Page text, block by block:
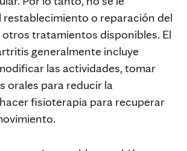
restablecimiento o reparación del
tratamientos disponibles. El
generalmente incluye
las actividades, tomar
orales para reducir la
fisioterapia para recuperar